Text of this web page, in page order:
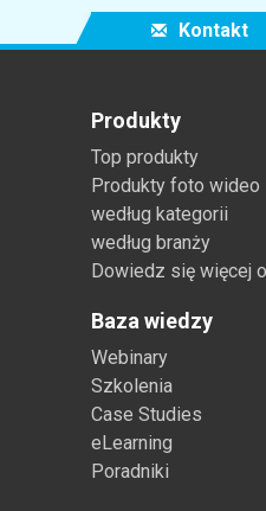
Kontakt
Produkty
Top produkty
Produkty foto wideo
według kategorii
według branży
Dowiedz się więcej
Baza wiedzy
Webinary
Szkolenia
Case Studies
eLearning
Poradniki